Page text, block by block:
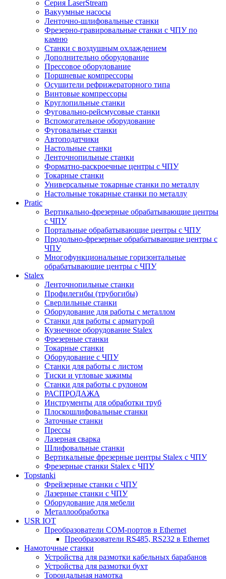
Серия LaserStream
Вакуумные насосы
Ленточно-шлифовальные станки
Фрезерно-гравировальные станки с ЧПУ по
камню
Станки с воздушным охлаждением
Дополнительно оборудование
Прессовое оборудование
Поршневые компрессоры
Осушители рефрижераторного типа
Винтовые компрессоры
Круглопильные станки
Фуговально-рейсмусовые станки
Вспомогательное оборудование
Фуговальные станки
Автоподатчики
Настольные станки
Ленточнопильные станки
Форматно-раскроечные центры с ЧПУ
Токарные станки
Универсальные токарные станки по металлу
Настольные токарные станки по металлу
Pratic
Вертикально-фрезерные обрабатывающие центры
с ЧПУ
Портальные обрабатывающие центры с ЧПУ
Продольно-фрезерные обрабатывающие центры с
ЧПУ
Многофункциональные горизонтальные
обрабатывающие центры с ЧПУ
Stalex
Ленточнопильные станки
Профилегибы (трубогибы)
Сверлильные станки
Оборудование для работы с металлом
Станки для работы с арматурой
Кузнечное оборудование Stalex
Фрезерные станки
Токарные станки
Оборудование с ЧПУ
Станки для работы с листом
Тиски и угловые зажимы
Станки для работы с рулоном
РАСПРОДАЖА
Инструменты для обработки труб
Плоскошлифовальные станки
Заточные станки
Прессы
Лазерная сварка
Шлифовальные станки
Вертикальные фрезерные центры Stalex с ЧПУ
Фрезерные станки Stalex с ЧПУ
Topstanki
Фрейзерные станки с ЧПУ
Лазерные станки с ЧПУ
Оборудование для мебели
Металлообработка
USR IOT
Преобразователи COM-портов в Ethernet
Преобразователи RS485, RS232 в Ethernet
Намоточные станки
Устройства для размотки кабельных барабанов
Устройства для размотки бухт
Тороидальная намотка